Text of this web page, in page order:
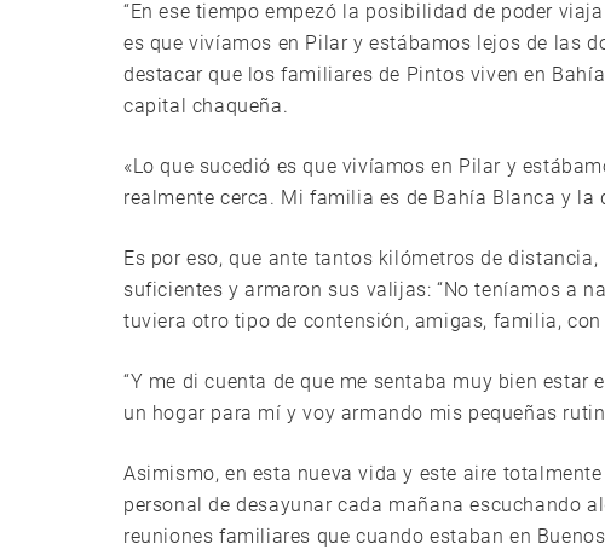
“En ese tiempo empezó la posibilidad de poder
es que vivíamos en Pilar y estábamos lejos de las
destacar que los familiares de Pintos viven en
capital chaqueña.
«Lo que sucedió es que vivíamos en Pilar y
realmente cerca. Mi familia es de Bahía Blanca y la
Es por eso, que ante tantos kilómetros de
suficientes y armaron sus valijas: “No teníamos a
tuviera otro tipo de contensión, amigas, familia,
“Y me di cuenta de que me sentaba muy bien
un hogar para mí y voy armando mis pequeñas
Asimismo, en esta nueva vida y este aire
personal de desayunar cada mañana escuchando
reuniones familiares que cuando estaban en